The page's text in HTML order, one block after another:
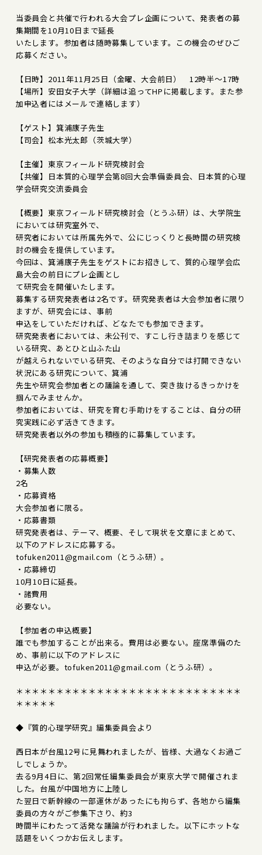
当委員会と共催で行われる大会プレ企画について、発表者の募
集期間を10月10日まで延長
いたします。参加者は随時募集しています。この機会のぜひご
応募ください。
【日時】2011年11月25日（金曜、大会前日） 12時半～17時
【場所】安田女子大学（詳細は追ってHPに掲載します。また参
加申込者にはメールで連絡します）
【ゲスト】箕浦康子先生
【司会】松本光太郎（茨城大学）
【主催】東京フィールド研究検討会
【共催】日本質的心理学会第8回大会準備委員会、日本質的心理
学会研究交流委員会
【概要】東京フィールド研究検討会（とうふ研）は、大学院生
においては研究室外で、
研究者においては所属先外で、公にじっくりと長時間の研究検
討の機会を提供しています。
今回は、箕浦康子先生をゲストにお招きして、質的心理学会広
島大会の前日にプレ企画とし
て研究会を開催いたします。
募集する研究発表者は2名です。研究発表者は大会参加者に限り
ますが、研究会には、事前
申込をしていただければ、どなたでも参加できます。
研究発表者においては、未公刊で、すこし行き詰まりを感じて
いる研究、あとひと山ふた山
が越えられないでいる研究、そのような自分では打開できない
状況にある研究について、箕浦
先生や研究会参加者との議論を通して、突き抜けるきっかけを
掴んでみませんか。
参加者においては、研究を育む手助けをすることは、自分の研
究実践に必ず活きてきます。
研究発表者以外の参加も積極的に募集しています。
【研究発表者の応募概要】
・募集人数
2名
・応募資格
大会参加者に限る。
・応募書類
研究発表者は、テーマ、概要、そして現状を文章にまとめて、
以下のアドレスに応募する。
tofuken2011@gmail.com（とうふ研）。
・応募締切
10月10日に延長。
・諸費用
必要ない。
【参加者の申込概要】
誰でも参加することが出来る。費用は必要ない。座席準備のた
め、事前に以下のアドレスに
申込が必要。tofuken2011@gmail.com（とうふ研）。
＊＊＊＊＊＊＊＊＊＊＊＊＊＊＊＊＊＊＊＊＊＊＊＊＊＊＊＊
＊＊＊＊＊
◆『質的心理学研究』編集委員会より
西日本が台風12号に見舞われましたが、皆様、大過なくお過ご
しでしょうか。
去る9月4日に、第2回常任編集委員会が東京大学で開催されま
した。台風が中国地方に上陸し
た翌日で新幹線の一部運休があったにも拘らず、各地から編集
委員の方々がご参集下さり、約3
時間半にわたって活発な議論が行われました。以下にホットな
話題をいくつかお伝えします。